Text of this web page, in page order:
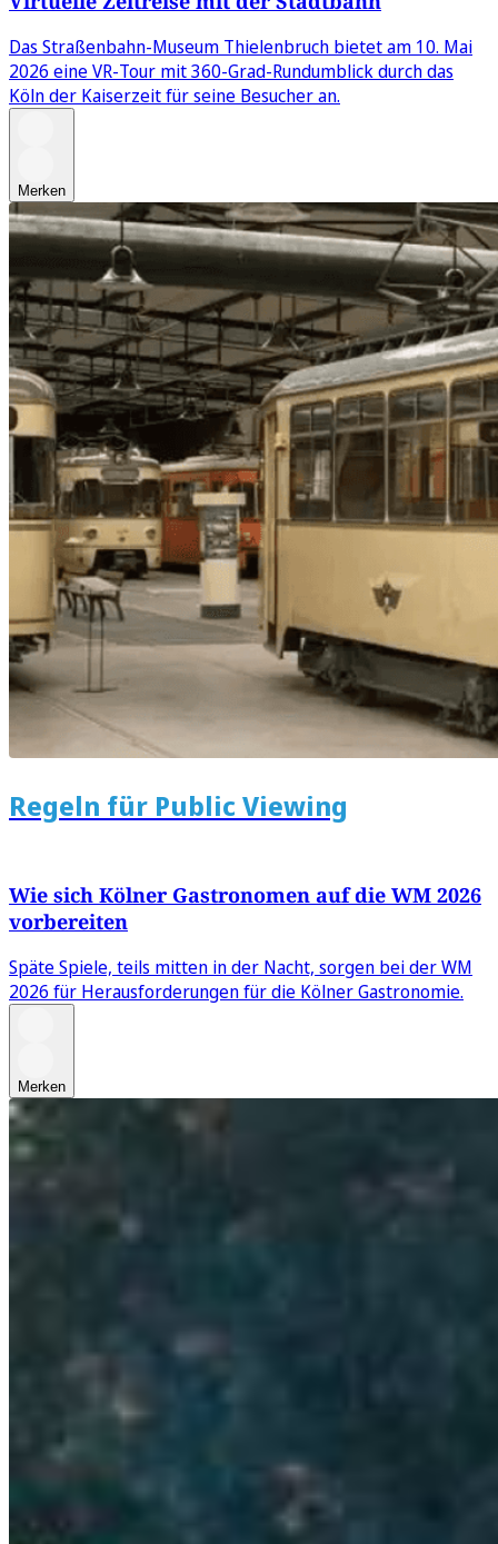
Das Straßenbahn-Museum Thielenbruch bietet am 10. Mai
2026 eine VR‑Tour mit 360‑Grad-Rundumblick durch das
Köln der Kaiserzeit für seine Besucher an.
Merken
Regeln für Public Viewing
Wie sich Kölner Gastronomen auf die WM 2026
vorbereiten
Späte Spiele, teils mitten in der Nacht, sorgen bei der WM
2026 für Herausforderungen für die Kölner Gastronomie.
Merken